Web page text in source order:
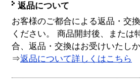
返品について
お客様のご都合による返品・交
ください。 商品開封後、または
合、返品・交換はお受けいたし
⇒返品について詳しくはこちら